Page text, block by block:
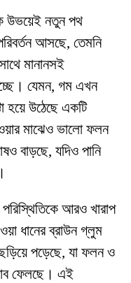
উভয়েই নতুন পথ
আসছে, তেমনি
মানানসই
যেমন, গম এখন
হয়ে উঠেছে একটি
মাঝেও ভালো ফলন
বাড়ছে, যদিও পানি
আরও খারাপ
ধানের ব্রাউন গ্লুম
পড়েছে, যা ফলন ও
ফেলছে। এই